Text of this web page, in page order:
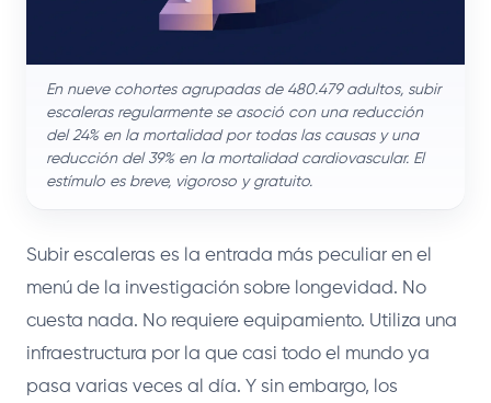
En nueve cohortes agrupadas de 480.479 adultos, subir
escaleras regularmente se asoció con una reducción
del 24% en la mortalidad por todas las causas y una
reducción del 39% en la mortalidad cardiovascular. El
estímulo es breve, vigoroso y gratuito.
Subir escaleras es la entrada más peculiar en el
menú de la investigación sobre longevidad. No
cuesta nada. No requiere equipamiento. Utiliza una
infraestructura por la que casi todo el mundo ya
pasa varias veces al día. Y sin embargo, los